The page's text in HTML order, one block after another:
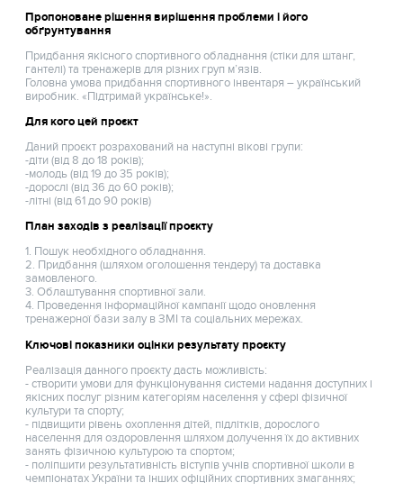
Пропоноване рішення вирішення проблеми і його
обґрунтування
Придбання якісного спортивного обладнання (стіки для штанг,
гантелі) та тренажерів для різних груп м’язів.
Головна умова придбання спортивного інвентаря – український
виробник. «Підтримай українське!».
Для кого цей проєкт
Даний проєкт розрахований на наступні вікові групи:
-діти (від 8 до 18 років);
-молодь (від 19 до 35 років);
-дорослі (від 36 до 60 років);
-літні (від 61 до 90 років)
План заходів з реалізації проєкту
1. Пошук необхідного обладнання.
2. Придбання (шляхом оголошення тендеру) та доставка
замовленого.
3. Облаштування спортивної зали.
4. Проведення інформаційної кампанії щодо оновлення
тренажерної бази залу в ЗМІ та соціальних мережах.
Ключові показники оцінки результату проєкту
Реалізація данного проєкту дасть можливість:
- створити умови для функціонування системи надання доступних і
якісних послуг різним категоріям населення у сфері фізичної
культури та спорту;
- підвищити рівень охоплення дітей, підлітків, дорослого
населення для оздоровлення шляхом долучення їх до активних
занять фізичною культурою та спортом;
- поліпшити результативність віступів учнів спортивної школи в
чемпіонатах України та інших офіційних спортивних змаганнях;